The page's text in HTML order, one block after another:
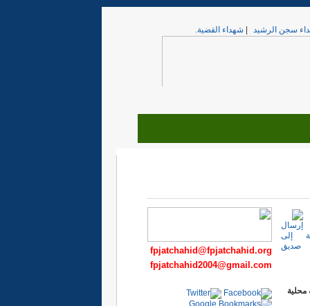
سجن الرشيد شهداء القضية.
fpjatchahid@fpjatchahid.org
fpjatchahid2004@gmail.com